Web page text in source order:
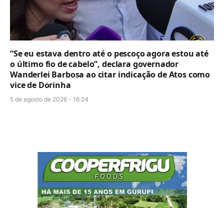
“Se eu estava dentro até o pescoço agora estou até
o último fio de cabelo”, declara governador
Wanderlei Barbosa ao citar indicação de Atos como
vice de Dorinha
5 de agosto de 2026 - 16:24